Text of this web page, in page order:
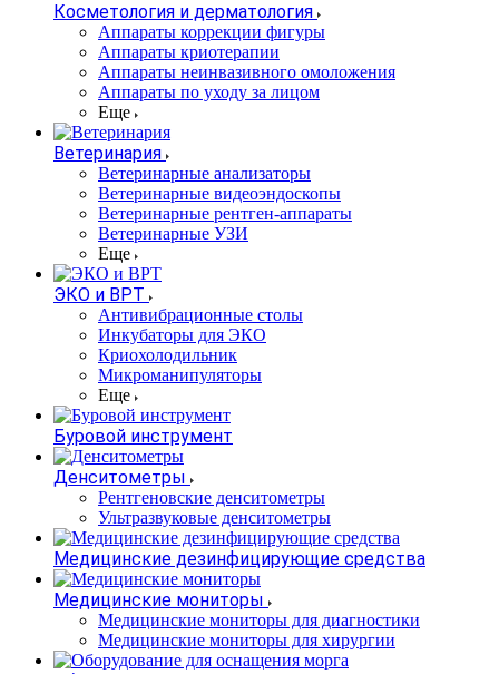
Косметология и дерматология
Аппараты коррекции фигуры
Аппараты криотерапии
Аппараты неинвазивного омоложения
Аппараты по уходу за лицом
Еще
Ветеринария
Ветеринарные анализаторы
Ветеринарные видеоэндоскопы
Ветеринарные рентген-аппараты
Ветеринарные УЗИ
Еще
ЭКО и ВРТ
Антивибрационные столы
Инкубаторы для ЭКО
Криохолодильник
Микроманипуляторы
Еще
Буровой инструмент
Денситометры
Рентгеновские денситометры
Ультразвуковые денситометры
Медицинские дезинфицирующие средства
Медицинские мониторы
Медицинские мониторы для диагностики
Медицинские мониторы для хирургии